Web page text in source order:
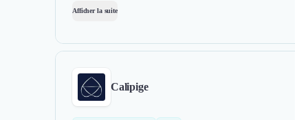
Afficher la suite
Calipige